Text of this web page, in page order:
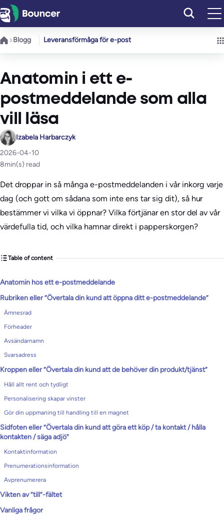
Hoppa
till
innehåll
Blogg Leveransförmåga för e-post
Anatomin i ett e-
postmeddelande som alla
vill läsa
Izabela Harbarczyk
2026-04-10
8min(s) read
Det droppar in så många e-postmeddelanden i vår inkorg varje
dag (och gott om sådana som inte ens tar sig dit), så hur
bestämmer vi vilka vi öppnar? Vilka förtjänar en stor del av vår
värdefulla tid, och vilka hamnar direkt i papperskorgen?
Table of content
Anatomin hos ett e-postmeddelande
Rubriken eller ”Övertala din kund att öppna ditt e-postmeddelande”
Ämnesrad
Förheader
Avsändarnamn
Svarsadress
Kroppen eller ”Övertala din kund att de behöver din produkt/tjänst”
Håll allt rent och tydligt
Personalisering skapar vinster
Gör din uppmaning till handling till en magnet
Sidfoten eller ”Övertala din kund att göra ett köp / ta kontakt / hålla
kontakten / säga adjö”
Kontaktinformation
Prenumerationsinformation
Avprenumerera
Vikten av ”till”-fältet
Vanliga frågor